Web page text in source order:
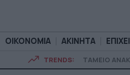
ΟΙΚΟΝΟΜΙΑ ΑΚΙΝΗΤΑ
TRENDS: ΤΑΜΕΙΟ